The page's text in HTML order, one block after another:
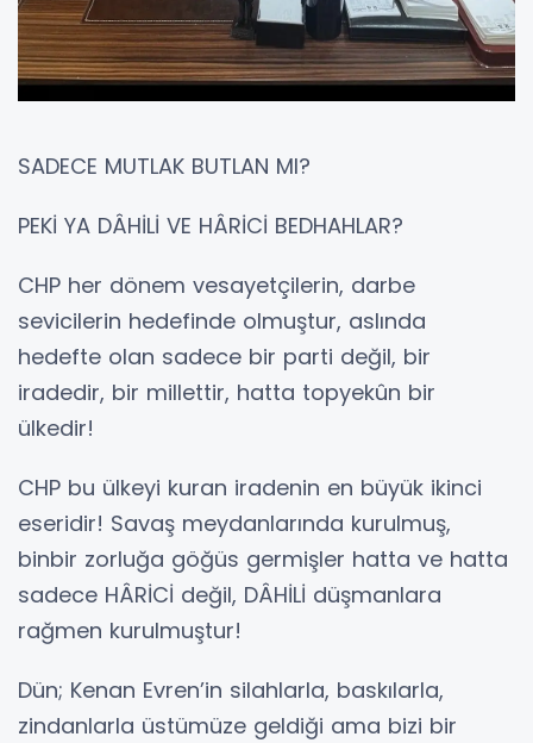
SADECE MUTLAK BUTLAN MI?
PEKİ YA DÂHİLİ VE HÂRİCİ BEDHAHLAR?
CHP her dönem vesayetçilerin, darbe
sevicilerin hedefinde olmuştur, aslında
hedefte olan sadece bir parti değil, bir
iradedir, bir millettir, hatta topyekûn bir
ülkedir!
CHP bu ülkeyi kuran iradenin en büyük ikinci
eseridir! Savaş meydanlarında kurulmuş,
binbir zorluğa göğüs germişler hatta ve hatta
sadece HÂRİCİ değil, DÂHİLİ düşmanlara
rağmen kurulmuştur!
Dün; Kenan Evren’in silahlarla, baskılarla,
zindanlarla üstümüze geldiği ama bizi bir